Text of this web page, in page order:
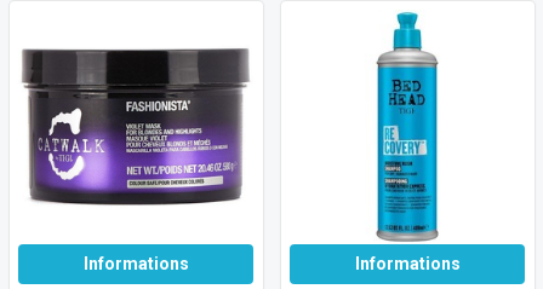
Informations
Informations